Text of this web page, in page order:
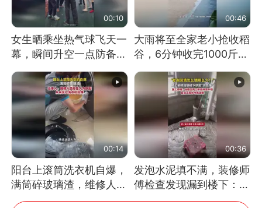
00:10
女生晒乘坐热气球飞天一
幕，瞬间升空一点防备都
00:46
大雨将至全家老小抢收稻
谷，6分钟收完1000斤，
00:14
阳台上滚筒洗衣机自爆，
满筒碎玻璃渣，维修人员
称是人为原因，从未见过
00:36
发泡水泥填不满，装修师
傅检查发现漏到楼下：出
风口未延伸到外墙